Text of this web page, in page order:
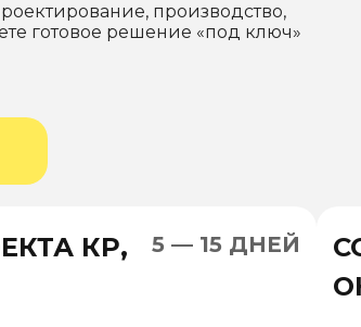
производство,
готовое решение «под ключ»
КР,
5 — 15 ДНЕЙ